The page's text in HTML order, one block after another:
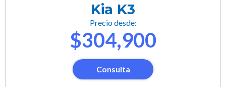
Kia K3
Precio desde:
$304,900
Consulta